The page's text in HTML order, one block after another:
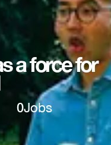
a force for
0Jobs